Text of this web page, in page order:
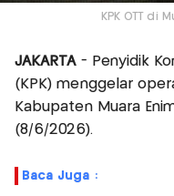
KPK OTT di
JAKARTA- Penyidik
(KPK) menggelar
Kabupaten Muara
(8/6/2026).
Baca Juga :